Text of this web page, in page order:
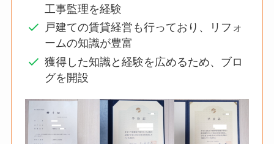
工事監理を経験
戸建ての賃貸経営も行っており、リフォ
ームの知識が豊富
獲得した知識と経験を広めるため、ブロ
グを開設